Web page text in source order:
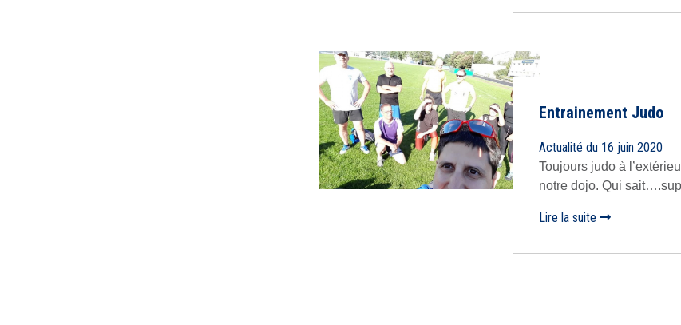
Entrainement Judo
Actualité du 16 juin 2020
Toujours judo à
notre dojo. Qui
Lire la suite